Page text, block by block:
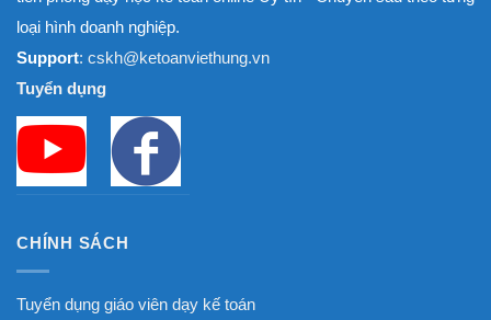
loại hình doanh nghiệp.
Support: cskh@ketoanviethung.vn
Tuyển dụng
CHÍNH SÁCH
Tuyển dụng giáo viên dạy kế toán